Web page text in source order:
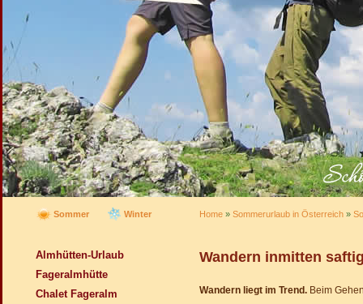
Sommer Winter Home » Sommerurlaub in Österreich »
Almhütten-Urlaub
Fageralmhütte
Chalet Fageralm
Wandern inmitten
Wandern liegt im Trend. Beim